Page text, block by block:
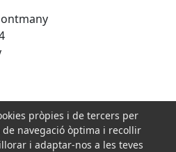
pròpies i de tercers per
navegació òptima i recollir
i adaptar-nos a les teves